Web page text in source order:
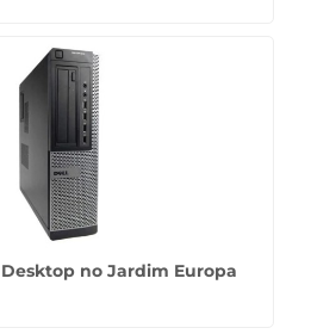
no Jardim Europa